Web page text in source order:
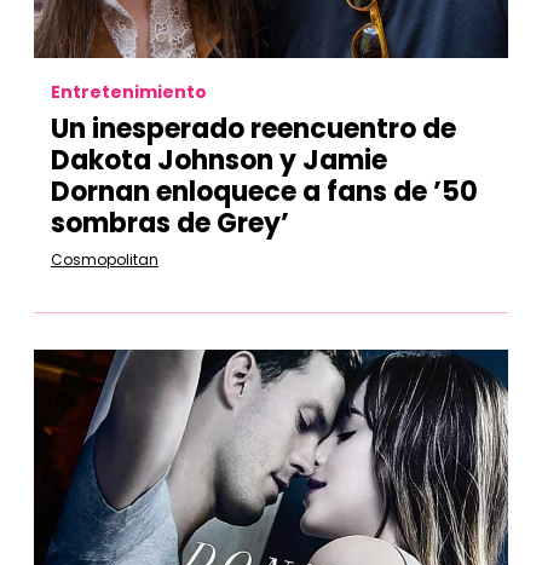
Entretenimiento
Un inesperado reencuentro de
Dakota Johnson y Jamie
Dornan enloquece a fans de ’50
sombras de Grey’
Cosmopolitan